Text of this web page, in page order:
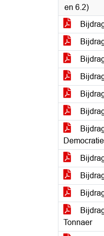
en 6.2)
Democratie
Tonnaer